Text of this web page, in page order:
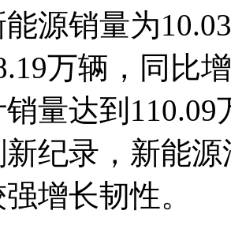
源销量为
万辆，同比
量达到
纪录，新能
增长韧性。